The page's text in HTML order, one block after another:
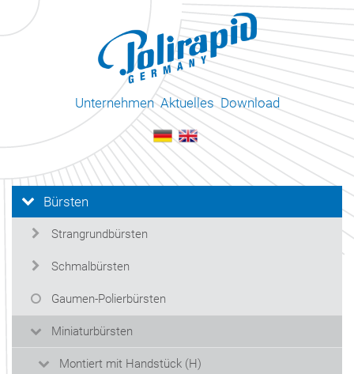
Unternehmen Aktuelles Download
Bürsten
Strangrundbürsten
Schmalbürsten
Gaumen-Polierbürsten
Miniaturbürsten
Montiert mit Handstück (H)